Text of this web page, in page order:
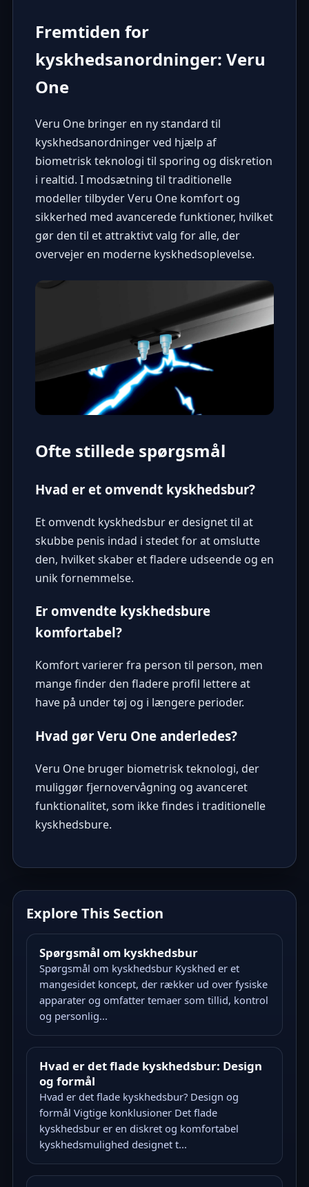
Fremtiden for
kyskhedsanordninger: Veru
One
Veru Onebringer en ny standard til
kyskhedsanordninger ved hjælp af
biometrisk teknologi til sporing og diskretion
i realtid. I modsætning til traditionelle
modeller tilbyder Veru One komfort og
sikkerhed med avancerede funktioner, hvilket
gør den til et attraktivt valg for alle, der
overvejer en moderne kyskhedsoplevelse.
Ofte stillede spørgsmål
Hvad er et omvendt kyskhedsbur?
Et omvendt kyskhedsbur er designet til at
skubbe penis indad i stedet for at omslutte
den, hvilket skaber et fladere udseende og en
unik fornemmelse.
Er omvendte kyskhedsbure
komfortabel?
Komfort varierer fra person til person, men
mange finder den fladere profil lettere at
have på under tøj og i længere perioder.
Hvad gør Veru One anderledes?
Veru One bruger biometrisk teknologi, der
muliggør fjernovervågning og avanceret
funktionalitet, som ikke findes i traditionelle
kyskhedsbure.
Explore This Section
Spørgsmål om kyskhedsbur
Spørgsmål om kyskhedsbur Kyskhed er et
mangesidet koncept, der rækker ud over fysiske
apparater og omfatter temaer som tillid, kontrol
og personlig...
Hvad er det flade kyskhedsbur: Design
og formål
Hvad er det flade kyskhedsbur? Design og
formål Vigtige konklusioner Det flade
kyskhedsbur er en diskret og komfortabel
kyskhedsmulighed designet t...